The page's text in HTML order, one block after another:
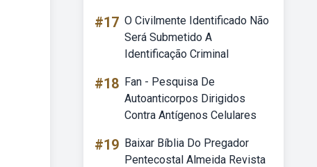
#17 O Civilmente Identificado Não
Será Submetido A
Identificação Criminal
#18 Fan - Pesquisa De
Autoanticorpos Dirigidos
Contra Antígenos Celulares
#19 Baixar Bíblia Do Pregador
Pentecostal Almeida Revista